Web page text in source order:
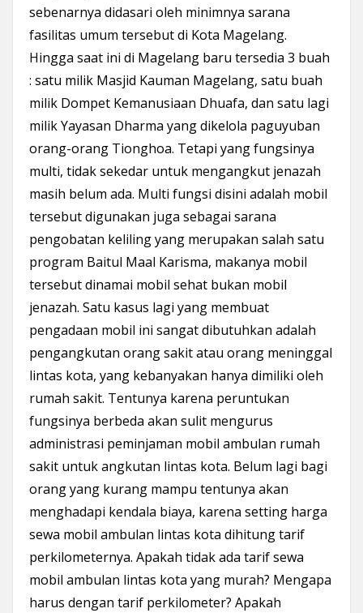
sebenarnya didasari oleh minimnya sarana
fasilitas umum tersebut di Kota Magelang.
Hingga saat ini di Magelang baru tersedia 3 buah
: satu milik Masjid Kauman Magelang, satu buah
milik Dompet Kemanusiaan Dhuafa, dan satu lagi
milik Yayasan Dharma yang dikelola paguyuban
orang-orang Tionghoa. Tetapi yang fungsinya
multi, tidak sekedar untuk mengangkut jenazah
masih belum ada. Multi fungsi disini adalah mobil
tersebut digunakan juga sebagai sarana
pengobatan keliling yang merupakan salah satu
program Baitul Maal Karisma, makanya mobil
tersebut dinamai mobil sehat bukan mobil
jenazah. Satu kasus lagi yang membuat
pengadaan mobil ini sangat dibutuhkan adalah
pengangkutan orang sakit atau orang meninggal
lintas kota, yang kebanyakan hanya dimiliki oleh
rumah sakit. Tentunya karena peruntukan
fungsinya berbeda akan sulit mengurus
administrasi peminjaman mobil ambulan rumah
sakit untuk angkutan lintas kota. Belum lagi bagi
orang yang kurang mampu tentunya akan
menghadapi kendala biaya, karena setting harga
sewa mobil ambulan lintas kota dihitung tarif
perkilometernya. Apakah tidak ada tarif sewa
mobil ambulan lintas kota yang murah? Mengapa
harus dengan tarif perkilometer? Apakah